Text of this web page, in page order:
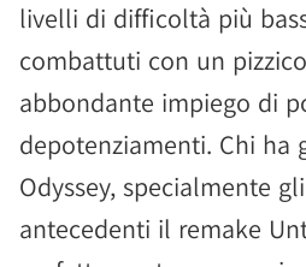
livelli di difficoltà più
combattuti con un
abbondante impiego di
depotenziamenti. Chi ha
Odyssey, specialmente
antecedenti il remake